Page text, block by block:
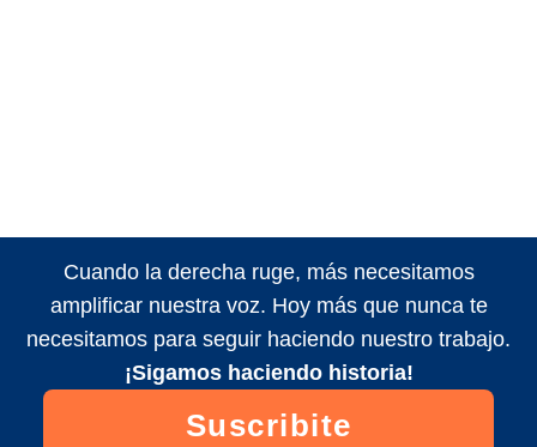
Cuando la derecha ruge, más necesitamos
amplificar nuestra voz. Hoy más que nunca te
necesitamos para seguir haciendo nuestro trabajo.
¡Sigamos haciendo historia!
Suscribite